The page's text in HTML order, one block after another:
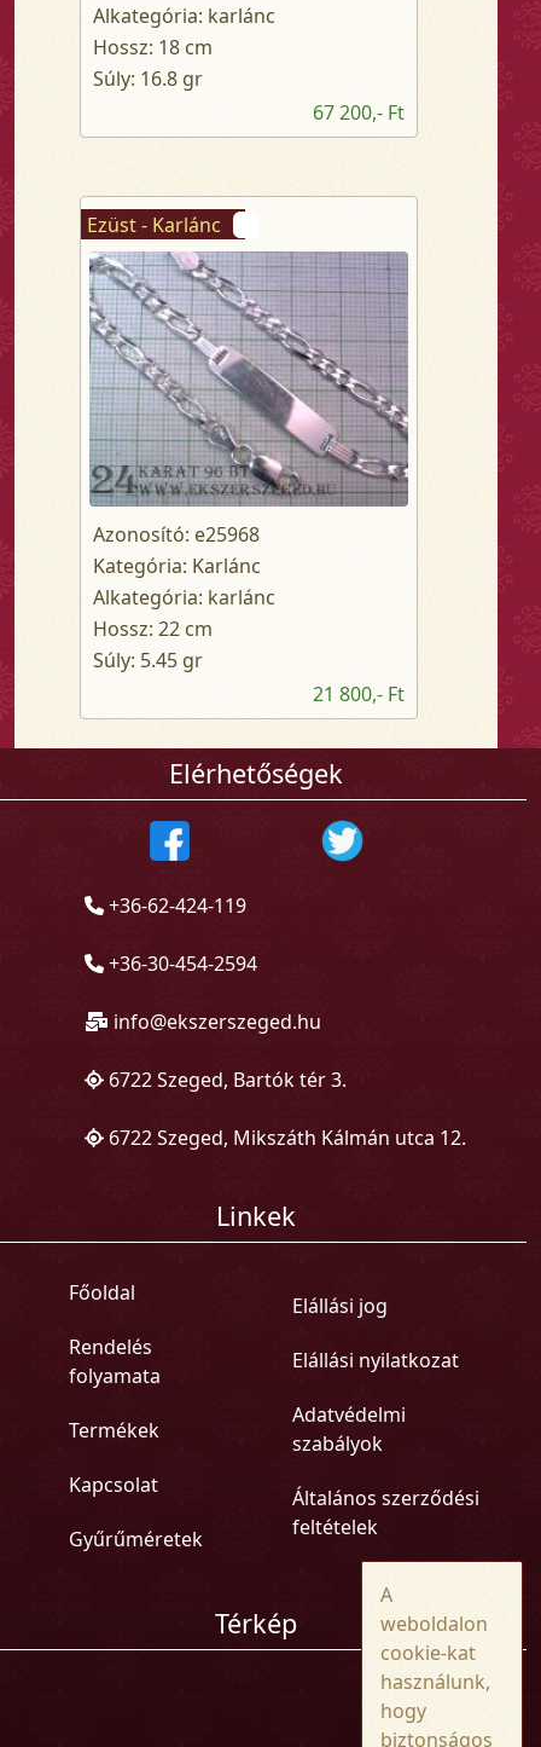
Alkategória: karlánc
Hossz: 18 cm
Súly: 16.8 gr
67 200,- Ft
Ezüst - Karlánc
Azonosító: e25968
Kategória: Karlánc
Alkategória: karlánc
Hossz: 22 cm
Súly: 5.45 gr
21 800,- Ft
Elérhetőségek
+36-62-424-119
+36-30-454-2594
info@ekszerszeged.hu
6722 Szeged, Bartók tér 3.
6722 Szeged, Mikszáth Kálmán utca 12.
Linkek
Főoldal
Rendelés
folyamata
Termékek
Kapcsolat
Gyűrűméretek
Elállási jog
Elállási nyilatkozat
Adatvédelmi
szabályok
Általános szerződési
feltételek
Térkép
A
weboldalon
cookie-kat
használunk,
hogy
biztonságos